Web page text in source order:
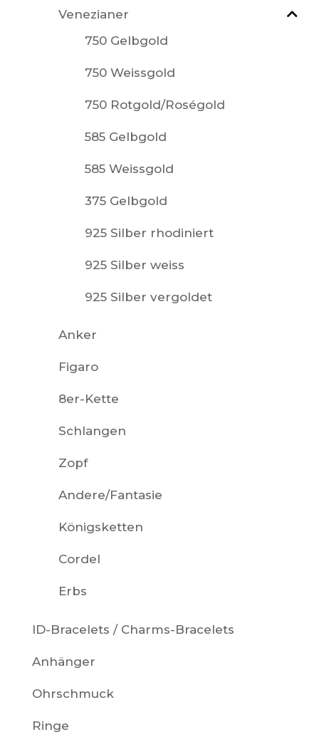
Venezianer
750 Gelbgold
750 Weissgold
750 Rotgold/Roségold
585 Gelbgold
585 Weissgold
375 Gelbgold
925 Silber rhodiniert
925 Silber weiss
925 Silber vergoldet
Anker
Figaro
8er-Kette
Schlangen
Zopf
Andere/Fantasie
Königsketten
Cordel
Erbs
ID-Bracelets / Charms-Bracelets
Anhänger
Ohrschmuck
Ringe